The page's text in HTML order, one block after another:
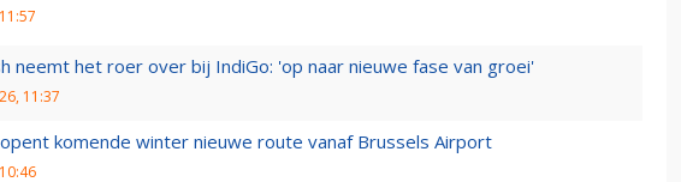
neemt het roer over bij IndiGo: 'op naar nieuwe fase van groei'
11:37
komende winter nieuwe route vanaf Brussels Airport